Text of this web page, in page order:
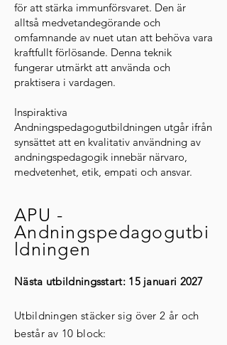
för att stärka immunförsvaret. Den är
alltså medvetandegörande och
omfamnande av nuet utan att behöva vara
kraftfullt förlösande. Denna teknik
fungerar utmärkt att använda och
praktisera i vardagen.
Inspiraktiva
Andningspedagogutbildningen utgår ifrån
synsättet att en kvalitativ användning av
andningspedagogik innebär närvaro,
medvetenhet, etik, empati och ansvar.
APU -
Andningspedagogutbi
ldningen
Nästa utbildningsstart: 15 januari 2027
Utbildningen stäcker sig över 2 år och
består av 10 block: